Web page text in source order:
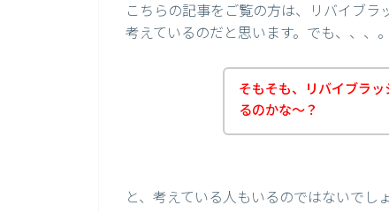
こちらの記事をご覧の方は、リバイブ
考えているのだと思います。でも、、、。
そもそも、リバイブラ
るのかな～？
と、考えている人もいるのではないでし